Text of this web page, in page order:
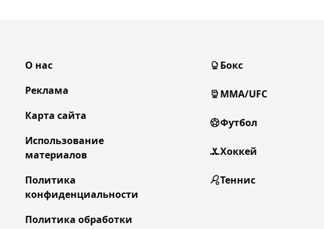
О нас
Реклама
Карта сайта
Использование
материалов
Политика
конфиденциальности
Политика обработки
Бокс
MMA/UFC
Футбол
Хоккей
Теннис